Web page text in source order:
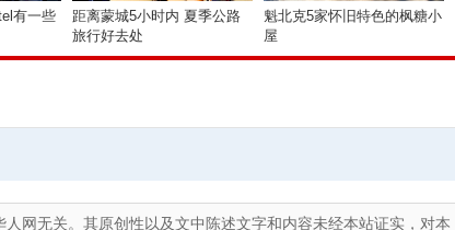
有一些
距离蒙城5小时内 夏季公路
旅行好去处
魁北克5家怀旧特色的枫糖小
屋
网无关。其原创性以及文中陈述文字和内容未经本站证实，对本